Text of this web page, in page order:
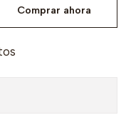
Comprar ahora